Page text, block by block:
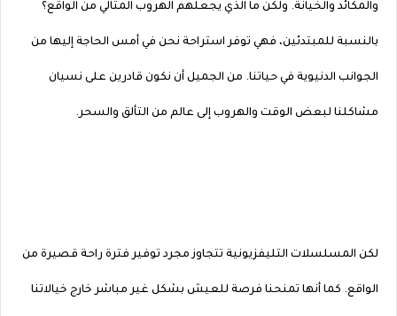
والمكائد والخيانة. ولكن ما الذي يجعلهم الهروب المثالي من الواقع؟
بالنسبة للمبتدئين، فهي توفر استراحة نحن في أمس الحاجة إليها من
الجوانب الدنيوية في حياتنا. من الجميل أن نكون قادرين على نسيان
مشاكلنا لبعض الوقت والهروب إلى عالم من التألق والسحر.
لكن المسلسلات التليفزيونية تتجاوز مجرد توفير فترة راحة قصيرة من
الواقع. كما أنها تمنحنا فرصة للعيش بشكل غير مباشر خارج خيالاتنا